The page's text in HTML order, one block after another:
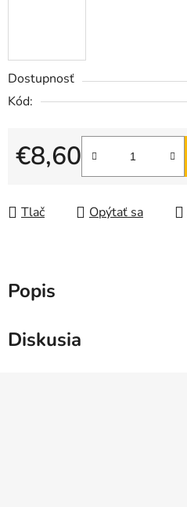
Dostupnosť
Kód:
€8,60
Jednotková cena:
Tlač Opýtať sa
Popis
Diskusia